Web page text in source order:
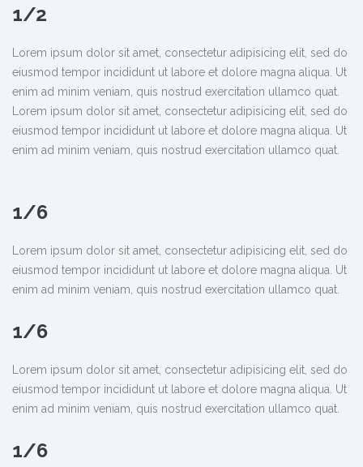
1/2
Lorem ipsum dolor sit amet, consectetur adipisicing elit, sed do
eiusmod tempor incididunt ut labore et dolore magna aliqua. Ut
enim ad minim veniam, quis nostrud exercitation ullamco quat.
Lorem ipsum dolor sit amet, consectetur adipisicing elit, sed do
eiusmod tempor incididunt ut labore et dolore magna aliqua. Ut
enim ad minim veniam, quis nostrud exercitation ullamco quat.
1/6
Lorem ipsum dolor sit amet, consectetur adipisicing elit, sed do
eiusmod tempor incididunt ut labore et dolore magna aliqua. Ut
enim ad minim veniam, quis nostrud exercitation ullamco quat.
1/6
Lorem ipsum dolor sit amet, consectetur adipisicing elit, sed do
eiusmod tempor incididunt ut labore et dolore magna aliqua. Ut
enim ad minim veniam, quis nostrud exercitation ullamco quat.
1/6